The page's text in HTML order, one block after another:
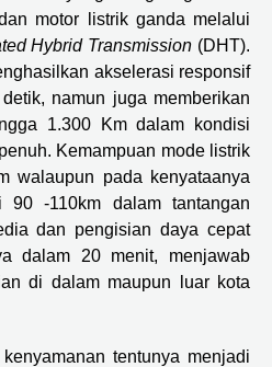
motor listrik ganda melalui
Hybrid Transmission (DHT).
akselerasi responsif
namun juga memberikan
1.300 Km dalam kondisi
Kemampuan mode listrik
walaupun pada kenyataanya
-110km dalam tantangan
dan pengisian daya cepat
dalam 20 menit, menjawab
di dalam maupun luar kota
tentunya menjadi